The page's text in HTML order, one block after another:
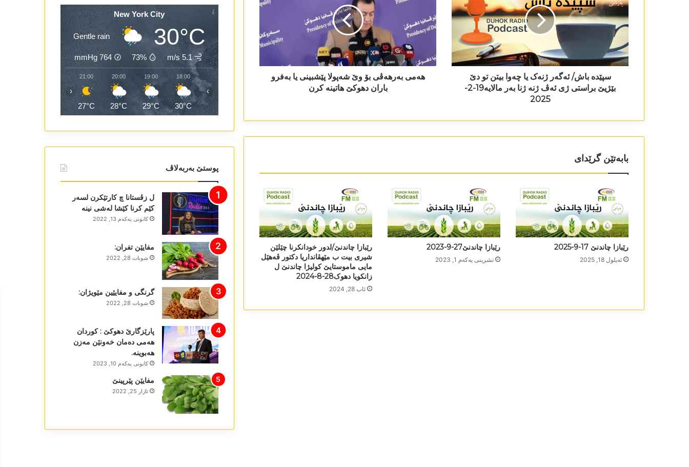
سپێدە باش/ ئەگەر ژنەک یا چەوا بیتن تو دێ
بێژیێ براستی ژی ئەڤ ژنە ژنا بەر مالایە19-2-
2025
ھەمی بەرھەڤی بۆ وێ شەپولا پێشبینی یا بەفرو
باران دھوکێ ھاتینە کرن
بابەتێن گرێدای
رێبازا چاندنێ 17-9-2025
ئه‌یلول 18, 2025
رێبازا چاندنێ27-9-2023
تشرینی یه‌كه‌م 1, 2023
رێبازا چاندنێ/لدور خودانکرنا چێلێن
شیری بیت ب مێھڤانداریا دکتور ڤەھێل
مایی ماموستایێ کولیژا چاندنێ ل
زانکویا دھوک28-8-2024
ئاب 28, 2024
New York City
30°C
Gentle rain
5.1 m/s
73%
764
mmHg
18:00
30°C
19:00
29°C
20:00
28°C
21:00
27°C
27°C
‹ ›
پوستێ بەربەلاڤ
ل زڤستانا چ کارتێکرن لسەر
کێم کرنا کێشا لەشی نینە
كانونی یه‌كه‌م 13, 2022
مفایێن تفران:
شوبات 28, 2022
گرنگی و مفایێین مێویژان:
شوبات 28, 2022
پارێزگارێ دھوکێ : کوردان
ھەمی دەمان خەونێن مەزن
ھەبوینە.
كانونی یه‌كه‌م 10, 2023
مفایێن پێرپینێ
ئازار 25, 2022